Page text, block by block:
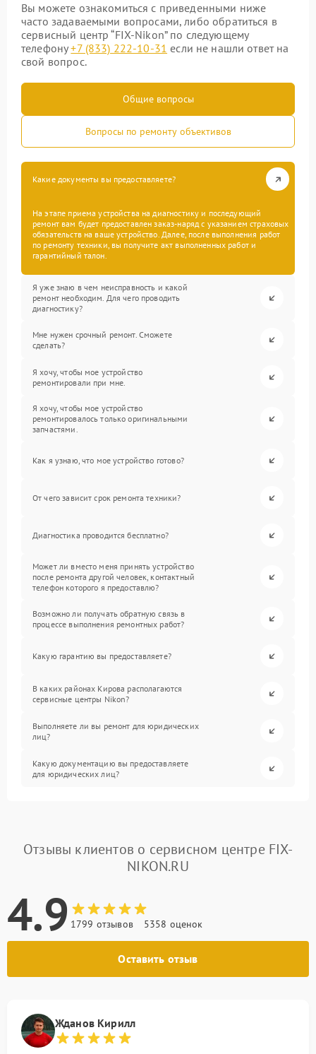
Вы можете ознакомиться с приведенными ниже
часто задаваемыми вопросами, либо обратиться в
сервисный центр “FIX-Nikon” по следующему
телефону+7 (833) 222-10-31 если не нашли ответ на
свой вопрос.
Общие вопросы
Вопросы по ремонту объективов
Какие документы вы предоставляете?
На этапе приема устройства на диагностику и последующий
ремонт вам будет предоставлен заказ-наряд с указанием страховых
обязательств на ваше устройство. Далее, после выполнения работ
по ремонту техники, вы получите акт выполненных работ и
гарантийный талон.
Я уже знаю в чем неисправность и какой
ремонт необходим. Для чего проводить
диагностику?
Мне нужен срочный ремонт. Сможете
сделать?
Я хочу, чтобы мое устройство
ремонтировали при мне.
Я хочу, чтобы мое устройство
ремонтировалось только оригинальными
запчастями.
Как я узнаю, что мое устройство готово?
От чего зависит срок ремонта техники?
Диагностика проводится бесплатно?
Может ли вместо меня принять устройство
после ремонта другой человек, контактный
телефон которого я предоставлю?
Возможно ли получать обратную связь в
процессе выполнения ремонтных работ?
Какую гарантию вы предоставляете?
В каких районах Кирова располагаются
сервисные центры Nikon?
Выполняете ли вы ремонт для юридических
лиц?
Какую документацию вы предоставляете
для юридических лиц?
Отзывы клиентов о сервисном центре FIX-
NIKON.RU
4.9 1799 отзывов 5358 оценок
Оставить отзыв
Жданов Кирилл